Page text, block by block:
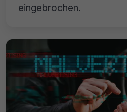
eingebrochen.